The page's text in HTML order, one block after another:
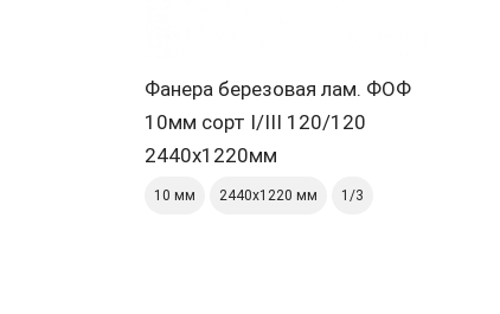
Фанера березовая лам. ФОФ
10мм сорт I/III 120/120
2440х1220мм
10 мм 2440х1220 мм 1/3